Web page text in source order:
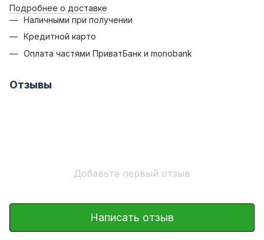
Подробнее о доставке
Наличными при получении
Кредитной карто
Оплата частями ПриватБанк и monobank
Отзывы
Добавьте первый отзыв
Написать отзыв